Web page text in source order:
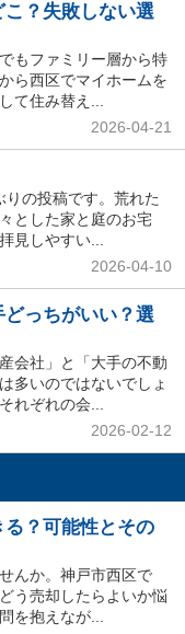
？失敗しない選
もファミリー層から特
ら西区でマイホームを
て住み替え...
2026-04-21
の投稿です。荒れた
とした家と庭のお宅
見しやすい...
2026-04-10
っちがいい？選
会社」と「大手の不動
多いのではないでしょ
れぞれの会...
2026-02-12
？可能性とその
んか。神戸市西区で
う売却したらよいか悩
を抱えなが...